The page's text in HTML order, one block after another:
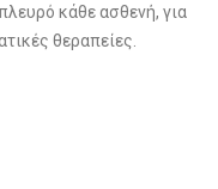
κάθε ασθενή, για
θεραπείες.